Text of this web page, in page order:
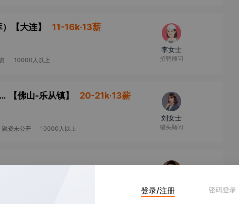
【大连】 11-16k·13薪
10000人以上
李女士
招聘顾问
系统实施主任工程师（营销类系统，或ERP系统） 【佛山-乐从镇】 20-21k·13薪
融资未公开 10000人以上
刘女士
猎头顾问
李先生
资深顾问
登录/注册 密码登录